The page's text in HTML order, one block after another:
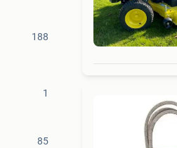
188
1
85